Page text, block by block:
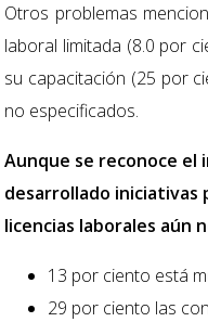
Otros problemas
laboral limitada (8.0 por
su capacitación (25 por
no especificados.
Aunque se reconoce el
desarrollado iniciativas
licencias laborales aún
13 por ciento está
29 por ciento las